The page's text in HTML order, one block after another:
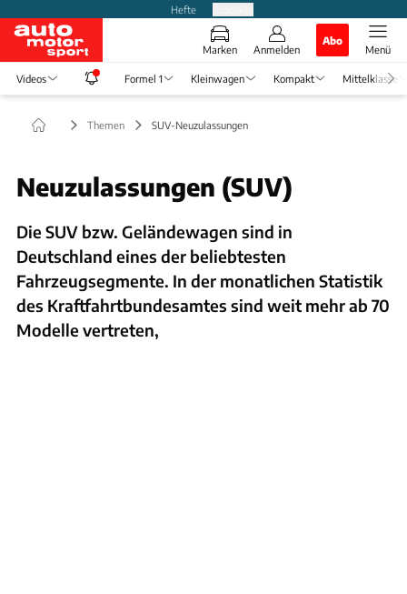
Hefte
Marken Anmelden
Abo
Menü
Videos Formel 1 Kleinwagen Kompakt Mittelklasse
Themen SUV-Neuzulassungen
Neuzulassungen (SUV)
Die SUV bzw. Geländewagen sind in
Deutschland eines der beliebtesten
Fahrzeugsegmente. In der monatlichen Statistik
des Kraftfahrtbundesamtes sind weit mehr ab 70
Modelle vertreten,